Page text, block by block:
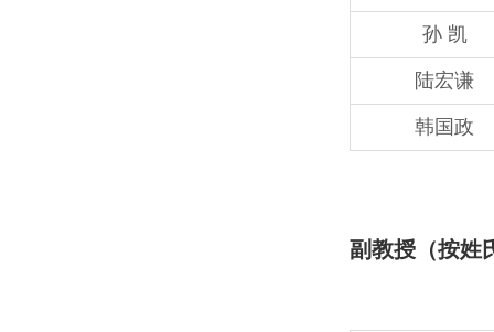
孙 凯
陆宏谦
韩国政
副教授 （按